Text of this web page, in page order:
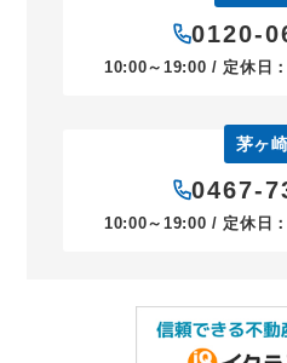
0120-
10:00～19:00 / 定休日
茅ヶ
0467-
10:00～19:00 / 定休日